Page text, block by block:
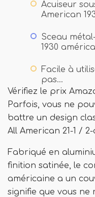
Acuiseur
American
Sceau
1930
Facile à
pas…
Vérifiez le prix
Parfois, vous ne
battre un design
All American 21-1 /
Fabriqué en
finition satinée, le
américaine a un
signifie que vous ne